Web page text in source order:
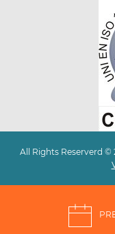
All Rights Reserverd ©